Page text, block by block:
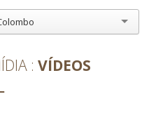
VÍDEOS